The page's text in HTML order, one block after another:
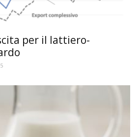
per il lattiero-